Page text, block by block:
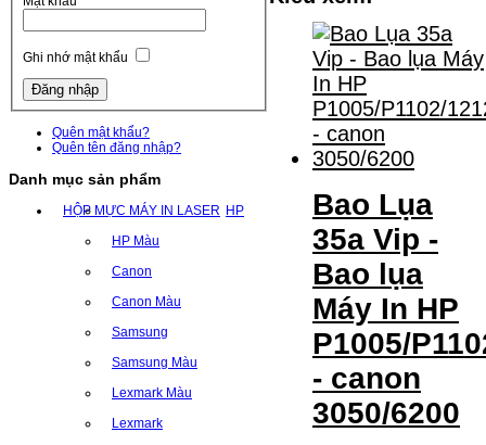
Ghi nhớ mật khẩu
Quên mật khẩu?
Quên tên đăng nhập?
Danh mục sản phẩm
HỘP MỰC MÁY IN LASER HP
HP Màu
Canon
Canon Màu
Samsung
Samsung Màu
Lexmark Màu
Lexmark
Bao Lụa
35a Vip -
Bao lụa
Máy In HP
P1005/
- canon
3050/6200